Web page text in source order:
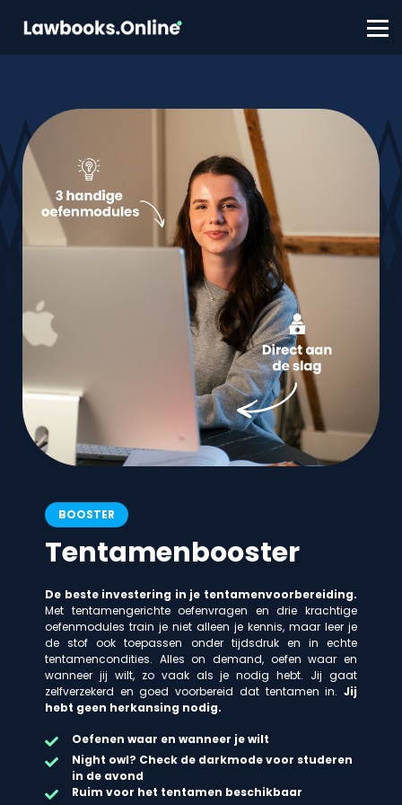
FAQ
Contact
BOOSTER
Tentamenbooster
De beste investering in je tentamenvoorbereiding.
Met tentamengerichte oefenvragen en drie krachtige
oefenmodules train je niet alleen je kennis, maar leer je
de stof ook toepassen onder tijdsdruk en in echte
tentamencondities. Alles on demand, oefen waar en
wanneer jij wilt, zo vaak als je nodig hebt. Jij gaat
zelfverzekerd en goed voorbereid dat tentamen in. Jij
hebt geen herkansing nodig.
Oefenen waar en wanneer je wilt
Night owl? Check de darkmode voor studeren
in de avond
Ruim voor het tentamen beschikbaar